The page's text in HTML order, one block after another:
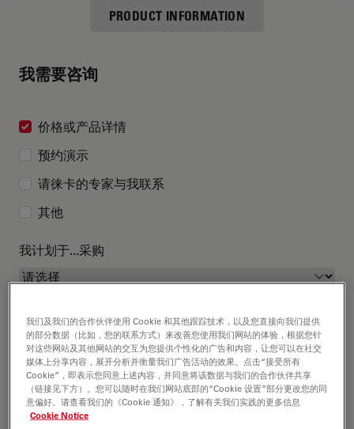
PRODUCT INFORMATION
我需要咨询
价格或产品详情
预约演示
请徕卡的专家与我联系
其他
我计划于...采购
这是关于我的信息
学术头衔
我们及我们的合作伙伴使用 Cookie 和其他跟踪技术，以及您直接向我们提供
的部分数据（比如，您的联系方式）来改善您使用我们网站的体验，根据您针
对这些网站及其他网站的交互为您提供个性化的广告和内容，让您可以在社交
媒体上分享内容，展开分析并衡量我们广告活动的效果。点击“接受所有
Cookie”，即表示您同意上述内容，并同意将该数据与我们的合作伙伴共享
（链接见下方）。您可以随时在我们网站底部的“Cookie 设置”部分更改您的同
意偏好。请查看我们的《Cookie 通知》，了解有关我们实践的更多信息
Cookie Notice